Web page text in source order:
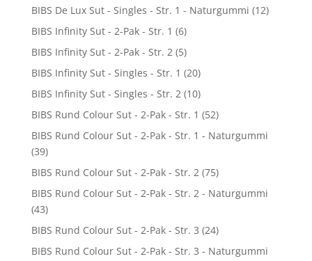
BIBS De Lux Sut - Singles - Str. 1 - Naturgummi (12)
BIBS Infinity Sut - 2-Pak - Str. 1 (6)
BIBS Infinity Sut - 2-Pak - Str. 2 (5)
BIBS Infinity Sut - Singles - Str. 1 (20)
BIBS Infinity Sut - Singles - Str. 2 (10)
BIBS Rund Colour Sut - 2-Pak - Str. 1 (52)
BIBS Rund Colour Sut - 2-Pak - Str. 1 - Naturgummi
(39)
BIBS Rund Colour Sut - 2-Pak - Str. 2 (75)
BIBS Rund Colour Sut - 2-Pak - Str. 2 - Naturgummi
(43)
BIBS Rund Colour Sut - 2-Pak - Str. 3 (24)
BIBS Rund Colour Sut - 2-Pak - Str. 3 - Naturgummi